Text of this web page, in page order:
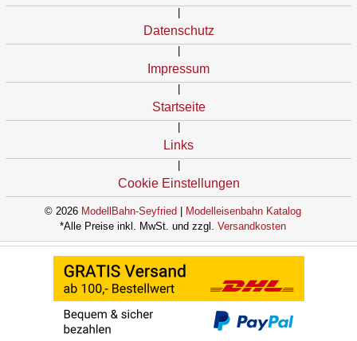
Datenschutz
Impressum
Startseite
Links
Cookie Einstellungen
© 2026 ModellBahn-Seyfried
Modelleisenbahn Katalog
*Alle Preise inkl. MwSt. und zzgl. Versandkosten